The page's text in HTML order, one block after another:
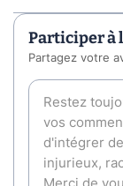
Participer à
Partagez votre